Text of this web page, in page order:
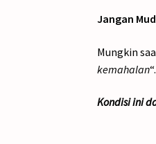
Jangan
Mungkin
kemahalan
Kondisi ini